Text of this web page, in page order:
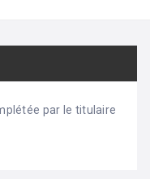
par le titulaire